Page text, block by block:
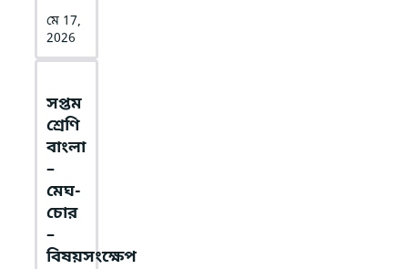
মে 17,
2026
সপ্তম
শ্রেণি
বাংলা
–
মেঘ-
চোর
–
বিষয়সংক্ষেপ